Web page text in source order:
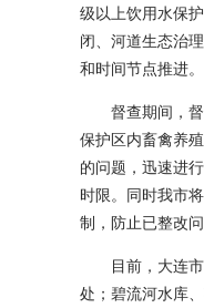
级以上饮用水保
闭、河道生态治
和时间节点推进。
督查期间，督
保护区内畜禽养
的问题，迅速进
时限。同时我市
制，防止已整改
目前，大连市
处；碧流河水库